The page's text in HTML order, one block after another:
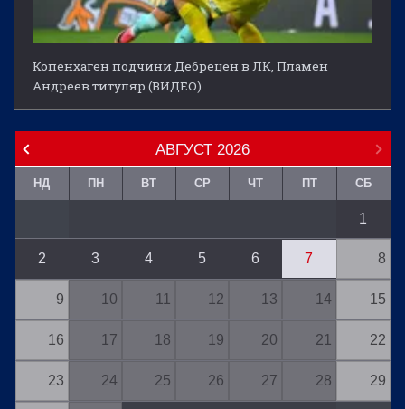
Копенхаген подчини Дебрецен в ЛК, Пламен
Андреев титуляр (ВИДЕО)
АВГУСТ 2026
НД ПН ВТ СР ЧТ ПТ СБ
1
2 3 4 5 6 7 8
9 10 11 12 13 14 15
16 17 18 19 20 21 22
23 24 25 26 27 28 29